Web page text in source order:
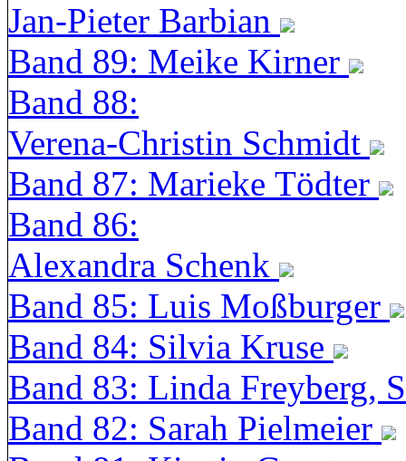
Jan-Pieter Barbian
Band 89: Meike Kirner
Band 88:
Verena-Christin Schmidt
Band 87: Marieke Tödter
Band 86:
Alexandra Schenk
Band 85: Luis Moßburger
Band 84: Silvia Kruse
Band 83: Linda Freyberg,
Band 82: Sarah Pielmeier